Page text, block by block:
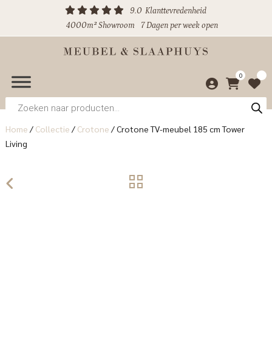
9.0 Klanttevredenheid
4000m² Showroom
7 Dagen per week open
0
Producten
zoeken
Home / Collectie / Crotone /Crotone TV-meubel 185 cm Tower
Living